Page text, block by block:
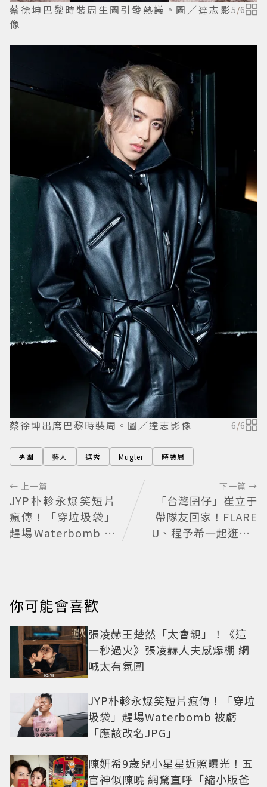
蔡徐坤巴黎時裝周生圖引發熱議。圖／達志影
像
5/6
蔡徐坤出席巴黎時裝周。圖／達志影像 6/6
男團 藝人 選秀 Mugler 時裝周
← 上一篇
JYP朴軫永爆笑短片
瘋傳！「穿垃圾袋」
趕場Waterbomb 被
下一篇 →
「台灣囝仔」崔立于
帶隊友回家！FLARE
U、程予希一起逛小C
私藏必逛名單
你可能會喜歡
張凌赫王楚然「太會親」！《這
一秒過火》張凌赫人夫感爆棚 網
喊太有氛圍
JYP朴軫永爆笑短片瘋傳！「穿垃
圾袋」趕場Waterbomb 被虧
「應該改名JPG」
陳妍希9歲兒小星星近照曝光！五
官神似陳曉 網驚直呼「縮小版爸